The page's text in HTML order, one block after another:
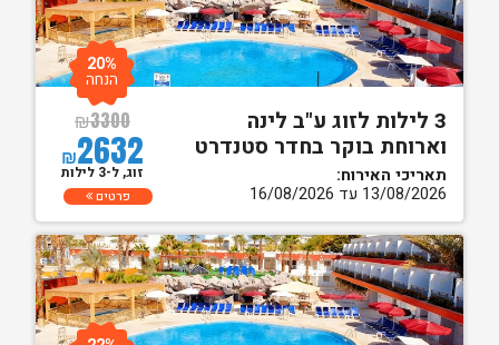
3 לילות לזוג ע"ב לינה
וארוחת בוקר בחדר סטנדרט
תאריכי האירוח:
13/08/2026 עד 16/08/2026
₪3300
₪2632
20%
הנחה
זוג, ל-3 לילות
פרטים